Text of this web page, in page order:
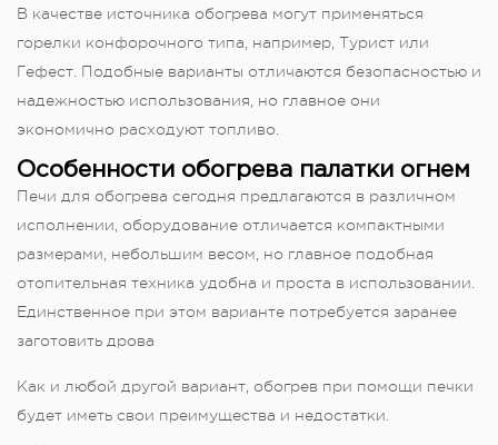
В качестве источника обогрева могут применяться
горелки конфорочного типа, например, Турист или
Гефест. Подобные варианты отличаются безопасностью и
надежностью использования, но главное они
экономично расходуют топливо.
Особенности обогрева палатки огнем
Печи для обогрева сегодня предлагаются в различном
исполнении, оборудование отличается компактными
размерами, небольшим весом, но главное подобная
отопительная техника удобна и проста в использовании.
Единственное при этом варианте потребуется заранее
заготовить дрова
Как и любой другой вариант, обогрев при помощи печки
будет иметь свои преимущества и недостатки.